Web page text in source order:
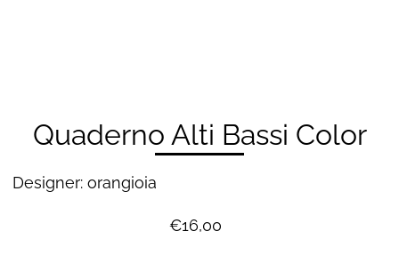
Quaderno Alti Bassi Color
Designer: orangioia
€16,00